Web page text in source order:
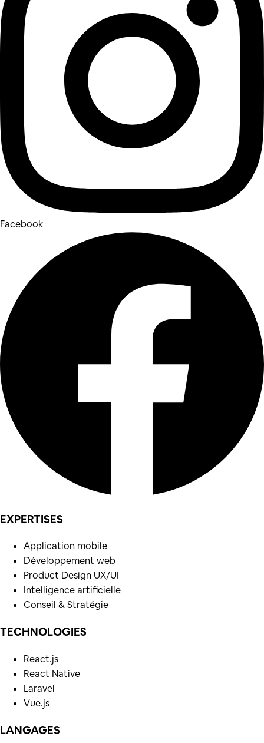
Facebook
EXPERTISES
Application mobile
Développement web
Product Design UX/UI
Intelligence artificielle
Conseil & Stratégie
TECHNOLOGIES
React.js
React Native
Laravel
Vue.js
LANGAGES